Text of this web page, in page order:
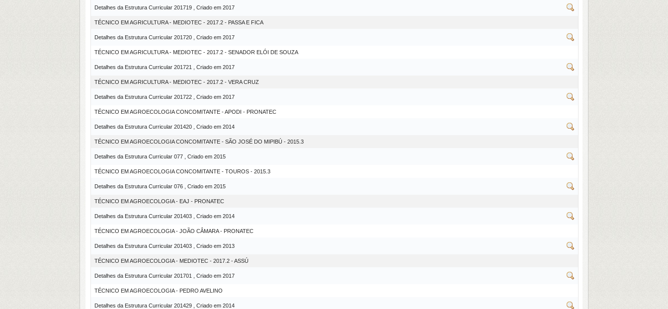
Detalhes da Estrutura Curricular 201719 , Criado em 2017
TÉCNICO EM AGRICULTURA - MEDIOTEC - 2017.2 - PASSA E FICA
Detalhes da Estrutura Curricular 201720 , Criado em 2017
TÉCNICO EM AGRICULTURA - MEDIOTEC - 2017.2 - SENADOR ELÓI DE SOUZA
Detalhes da Estrutura Curricular 201721 , Criado em 2017
TÉCNICO EM AGRICULTURA - MEDIOTEC - 2017.2 - VERA CRUZ
Detalhes da Estrutura Curricular 201722 , Criado em 2017
TÉCNICO EM AGROECOLOGIA CONCOMITANTE - APODI - PRONATEC
Detalhes da Estrutura Curricular 201420 , Criado em 2014
TÉCNICO EM AGROECOLOGIA CONCOMITANTE - SÃO JOSÉ DO MIPIBÚ - 2015.3
Detalhes da Estrutura Curricular 077 , Criado em 2015
TÉCNICO EM AGROECOLOGIA CONCOMITANTE - TOUROS - 2015.3
Detalhes da Estrutura Curricular 076 , Criado em 2015
TÉCNICO EM AGROECOLOGIA - EAJ - PRONATEC
Detalhes da Estrutura Curricular 201403 , Criado em 2014
TÉCNICO EM AGROECOLOGIA - JOÃO CÂMARA - PRONATEC
Detalhes da Estrutura Curricular 201403 , Criado em 2013
TÉCNICO EM AGROECOLOGIA - MEDIOTEC - 2017.2 - ASSÚ
Detalhes da Estrutura Curricular 201701 , Criado em 2017
TÉCNICO EM AGROECOLOGIA - PEDRO AVELINO
Detalhes da Estrutura Curricular 201429 , Criado em 2014